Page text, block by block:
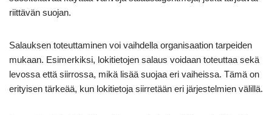
riittävän suojan.
Salauksen toteuttaminen voi vaihdella organisaation tarpeiden
mukaan. Esimerkiksi, lokitietojen salaus voidaan toteuttaa sekä
levossa että siirrossa, mikä lisää suojaa eri vaiheissa. Tämä on
erityisen tärkeää, kun lokitietoja siirretään eri järjestelmien välillä.